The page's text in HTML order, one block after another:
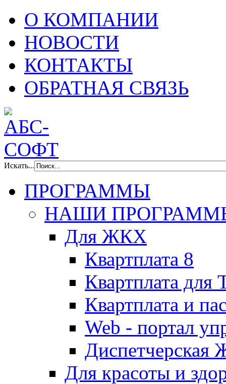
О КОМПАНИИ
НОВОСТИ
КОНТАКТЫ
ОБРАТНАЯ СВЯЗЬ
Искать...
ПРОГРАММЫ
НАШИ
Для ЖКХ
Квартплата 8
Квартплата
Квартплата и
Web - портал
Для красоты и